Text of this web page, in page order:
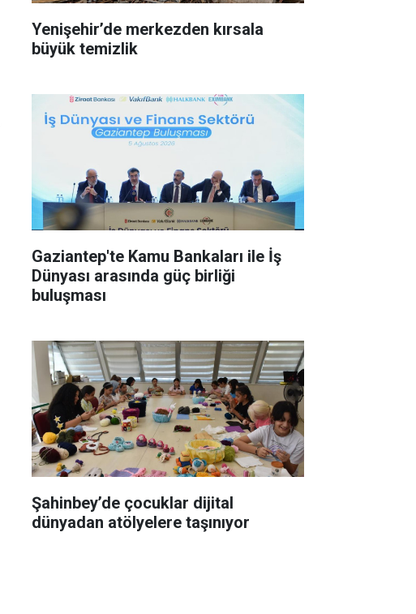
Yenişehir’de merkezden kırsala
büyük temizlik
Gaziantep'te Kamu Bankaları ile İş
Dünyası arasında güç birliği
buluşması
Şahinbey’de çocuklar dijital
dünyadan atölyelere taşınıyor